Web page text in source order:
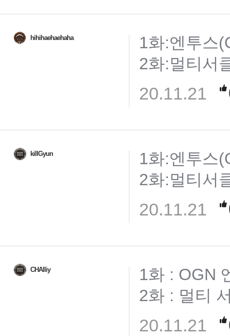
hihihaehaehaha
1화:엔투스
2화:멀티서
20.11.21
killGyun
1화:엔투스
2화:멀티서
20.11.21
CHAlliy
1화 : OGN
2화 : 멀티
20.11.21